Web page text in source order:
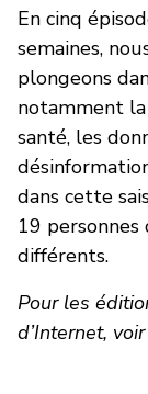
En cinq
semaines,
plongeons
notamment
santé, les
dans cette
19 personnes
différents.
Pour les
d’Internet,